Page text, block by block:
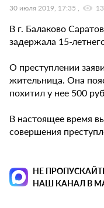
30 июля 2019, 17:35
В г. Балаково
задержала 15-
О преступлении
жительница. Она
похитил у нее 500
В настоящее время
совершения
НЕ
НАШ КАНАЛ В